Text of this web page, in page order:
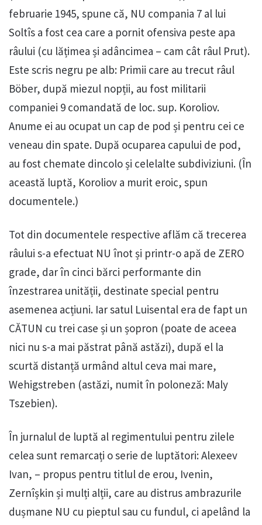
februarie 1945, spune că, NU compania 7 al lui
Soltîs a fost cea care a pornit ofensiva peste apa
râului (cu lățimea și adâncimea – cam cât râul Prut).
Este scris negru pe alb: Primii care au trecut râul
Böber, după miezul nopții, au fost militarii
companiei 9 comandată de loc. sup. Koroliov.
Anume ei au ocupat un cap de pod și pentru cei ce
veneau din spate. După ocuparea capului de pod,
au fost chemate dincolo și celelalte subdiviziuni. (În
această luptă, Koroliov a murit eroic, spun
documentele.)
Tot din documentele respective aflăm că trecerea
râului s-a efectuat NU înot și printr-o apă de ZERO
grade, dar în cinci bărci performante din
înzestrarea unității, destinate special pentru
asemenea acțiuni. Iar satul Luisental era de fapt un
CĂTUN cu trei case și un șopron (poate de aceea
nici nu s-a mai păstrat până astăzi), după el la
scurtă distanță urmând altul ceva mai mare,
Wehigstreben (astăzi, numit în poloneză: Maly
Tszebien).
În jurnalul de luptă al regimentului pentru zilele
celea sunt remarcați o serie de luptători: Alexeev
Ivan, – propus pentru titlul de erou, Ivenin,
Zernîșkin și mulți alții, care au distrus ambrazurile
dușmane NU cu pieptul sau cu fundul, ci apelând la